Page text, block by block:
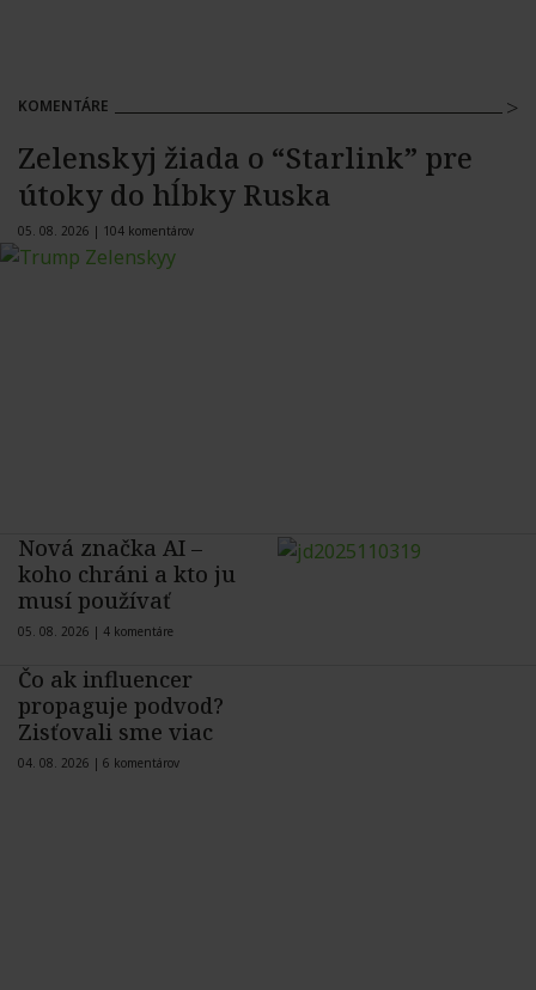
KOMENTÁRE
Zelenskyj žiada o “Starlink” pre
útoky do hĺbky Ruska
05. 08. 2026 | 104 komentárov
Nová značka AI –
koho chráni a kto ju
musí používať
05. 08. 2026 | 4 komentáre
Čo ak influencer
propaguje podvod?
Zisťovali sme viac
04. 08. 2026 | 6 komentárov